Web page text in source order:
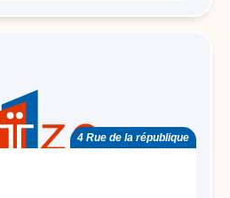
4 Rue de la république